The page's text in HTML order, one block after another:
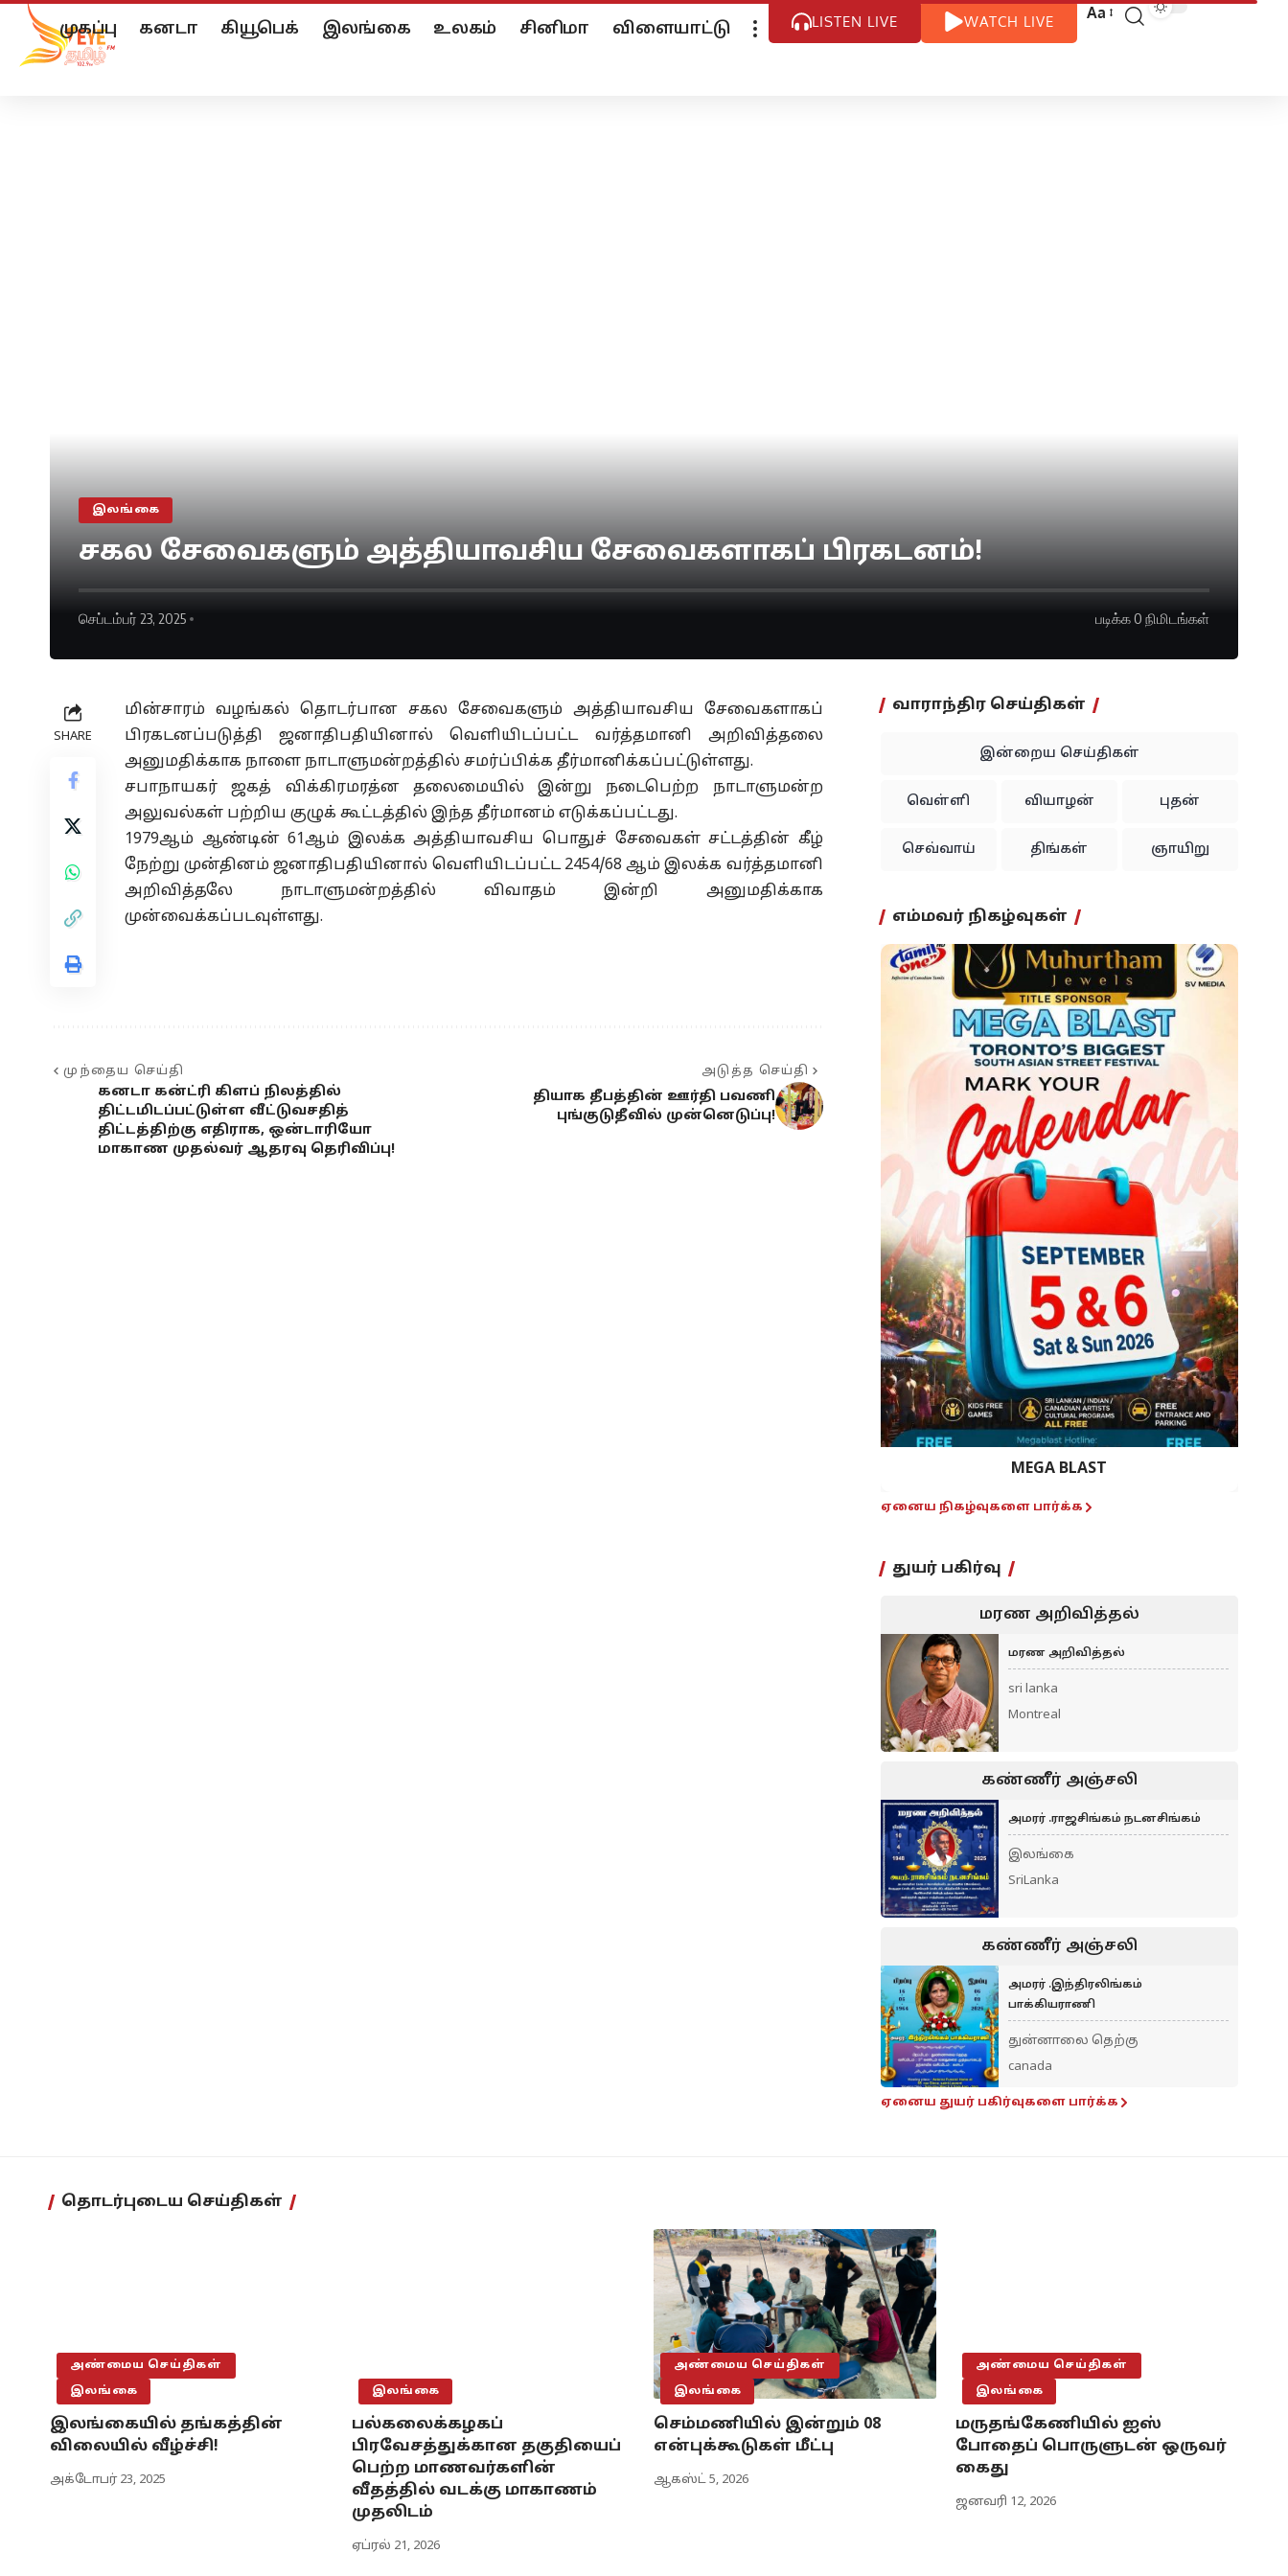
முகப்பு கனடா கியூபெக் இலங்கை உலகம் சினிமா விளையாட்டு LISTEN LIVE WATCH LIVE Aa
இலங்கை
சகல சேவைகளும் அத்தியாவசிய சேவைகளாகப் பிரகடனம்!
செப்டம்பர் 23, 2025 படிக்க 0 நிமிடங்கள்
SHARE
மின்சாரம் வழங்கல் தொடர்பான சகல சேவைகளும் அத்தியாவசிய சேவைகளாகப்
பிரகடனப்படுத்தி ஜனாதிபதியினால் வெளியிடப்பட்ட வர்த்தமானி அறிவித்தலை
அனுமதிக்காக நாளை நாடாளுமன்றத்தில் சமர்ப்பிக்க தீர்மானிக்கப்பட்டுள்ளது.
சபாநாயகர் ஜகத் விக்கிரமரத்ன தலைமையில் இன்று நடைபெற்ற நாடாளுமன்ற
அலுவல்கள் பற்றிய குழுக் கூட்டத்தில் இந்த தீர்மானம் எடுக்கப்பட்டது.
1979ஆம் ஆண்டின் 61ஆம் இலக்க அத்தியாவசிய பொதுச் சேவைகள் சட்டத்தின் கீழ்
நேற்று முன்தினம் ஜனாதிபதியினால் வெளியிடப்பட்ட 2454/68 ஆம் இலக்க வர்த்தமானி
அறிவித்தலே நாடாளுமன்றத்தில் விவாதம் இன்றி அனுமதிக்காக
முன்வைக்கப்படவுள்ளது.
முந்தைய செய்தி
கனடா கன்ட்ரி கிளப் நிலத்தில்
திட்டமிடப்பட்டுள்ள வீட்டுவசதித்
திட்டத்திற்கு எதிராக, ஒன்டாரியோ
மாகாண முதல்வர் ஆதரவு தெரிவிப்பு!
அடுத்த செய்தி
தியாக தீபத்தின் ஊர்தி பவணி
புங்குடுதீவில் முன்னெடுப்பு!
வாராந்திர செய்திகள்
இன்றைய செய்திகள்
வெள்ளி வியாழன் புதன்
செவ்வாய் திங்கள் ஞாயிறு
எம்மவர் நிகழ்வுகள்
MEGA BLAST
ஏனைய நிகழ்வுகளை பார்க்க
துயர் பகிர்வு
மரண அறிவித்தல்
மரண அறிவித்தல்
sri lanka
Montreal
கண்ணீர் அஞ்சலி
அமரர் .ராஜசிங்கம் நடனசிங்கம்
இலங்கை
SriLanka
கண்ணீர் அஞ்சலி
அமரர் .இந்திரலிங்கம்
பாக்கியராணி
துன்னாலை தெற்கு
canada
ஏனைய துயர் பகிர்வுகளை பார்க்க
தொடர்புடைய செய்திகள்
அண்மைய செய்திகள்
இலங்கை
இலங்கையில் தங்கத்தின்
விலையில் வீழ்ச்சி!
அக்டோபர் 23, 2025
இலங்கை
பல்கலைக்கழகப்
பிரவேசத்துக்கான தகுதியைப்
பெற்ற மாணவர்களின்
வீதத்தில் வடக்கு மாகாணம்
முதலிடம்
ஏப்ரல் 21, 2026
அண்மைய செய்திகள்
இலங்கை
செம்மணியில் இன்றும் 08
என்புக்கூடுகள் மீட்பு
ஆகஸ்ட் 5, 2026
அண்மைய செய்திகள்
இலங்கை
மருதங்கேணியில் ஐஸ்
போதைப் பொருளுடன் ஒருவர்
கைது
ஜனவரி 12, 2026